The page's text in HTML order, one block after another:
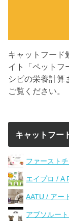
キャットフード
イト「ペットフ
シピの栄養計算
ご覧ください。
キャットフー
ファースト
エイプロ / A
AATU / アー
アブソルー